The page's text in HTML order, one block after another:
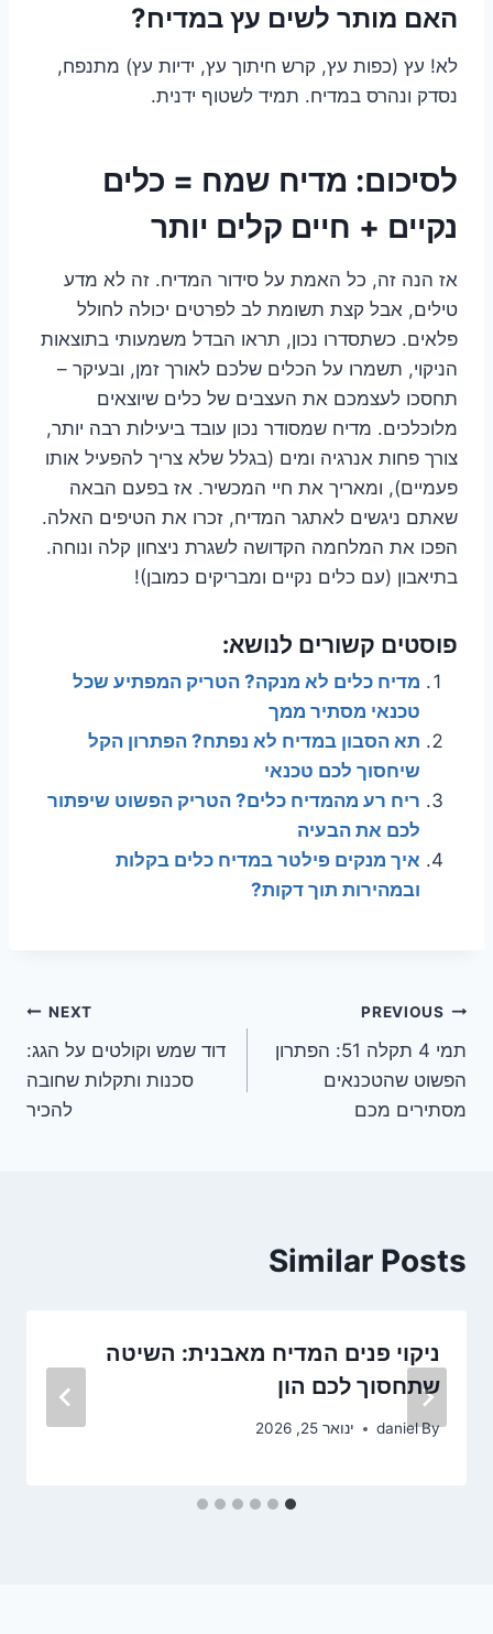
האם מותר לשים עץ במדיח?
לא! עץ (כפות עץ, קרש חיתוך עץ, ידיות עץ) מתנפח,
נסדק ונהרס במדיח. תמיד לשטוף ידנית.
לסיכום: מדיח שמח = כלים
נקיים + חיים קלים יותר
אז הנה זה, כל האמת על סידור המדיח. זה לא מדע
טילים, אבל קצת תשומת לב לפרטים יכולה לחולל
פלאים. כשתסדרו נכון, תראו הבדל משמעותי בתוצאות
הניקוי, תשמרו על הכלים שלכם לאורך זמן, ובעיקר –
תחסכו לעצמכם את העצבים של כלים שיוצאים
מלוכלכים. מדיח שמסודר נכון עובד ביעילות רבה יותר,
צורך פחות אנרגיה ומים (בגלל שלא צריך להפעיל אותו
פעמיים), ומאריך את חיי המכשיר. אז בפעם הבאה
שאתם ניגשים לאתגר המדיח, זכרו את הטיפים האלה.
הפכו את המלחמה הקדושה לשגרת ניצחון קלה ונוחה.
בתיאבון (עם כלים נקיים ומבריקים כמובן)!
פוסטים קשורים לנושא:
מדיח כלים לא מנקה? הטריק המפתיע שכל
טכנאי מסתיר ממך
תא הסבון במדיח לא נפתח? הפתרון הקל
שיחסוך לכם טכנאי
ריח רע מהמדיח כלים? הטריק הפשוט שיפתור
לכם את הבעיה
איך מנקים פילטר במדיח כלים בקלות
ובמהירות תוך דקות?
ניווט
PREVIOUS
תמי 4 תקלה 51: הפתרון
הפשוט שהטכנאים
מסתירים מכם
NEXT
דוד שמש וקולטים על הגג:
סכנות ותקלות שחובה
להכיר
Similar Posts
ניקוי פנים המדיח מאבנית: השיטה
שתחסוך לכם הון
By
daniel ינואר 25, 2026